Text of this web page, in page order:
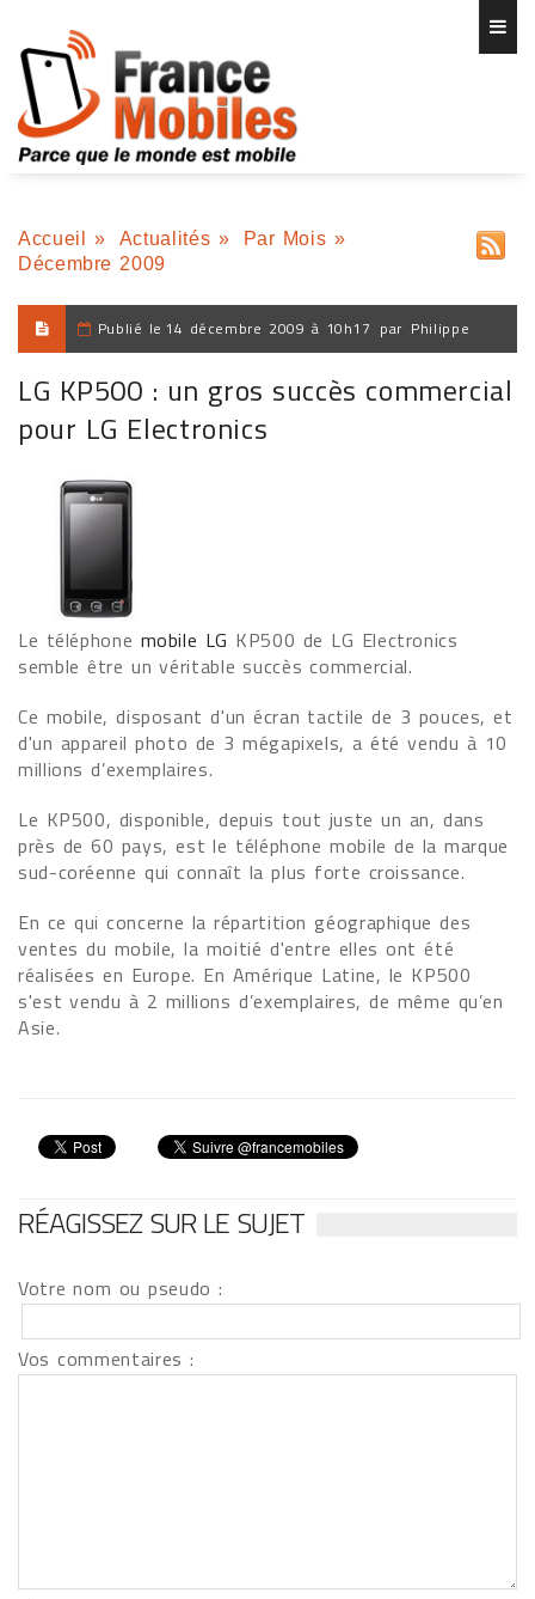
Accueil » Actualités » Par Mois »
Décembre 2009
Publié le 14 décembre 2009 à 10h17 par Philippe
LG KP500 : un gros succès commercial
pour LG Electronics
Le téléphone mobile LG KP500 de LG Electronics
semble être un véritable succès commercial.
Ce mobile, disposant d'un écran tactile de 3 pouces, et
d'un appareil photo de 3 mégapixels, a été vendu à 10
millions d’exemplaires.
Le KP500, disponible, depuis tout juste un an, dans
près de 60 pays, est le téléphone mobile de la marque
sud-coréenne qui connaît la plus forte croissance.
En ce qui concerne la répartition géographique des
ventes du mobile, la moitié d'entre elles ont été
réalisées en Europe. En Amérique Latine, le KP500
s'est vendu à 2 millions d’exemplaires, de même qu’en
Asie.
RÉAGISSEZ SUR LE SUJET
Votre nom ou pseudo :
Vos commentaires :